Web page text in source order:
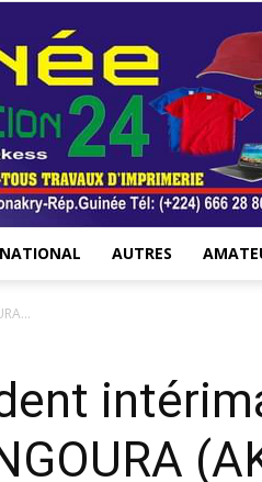
AUTRES